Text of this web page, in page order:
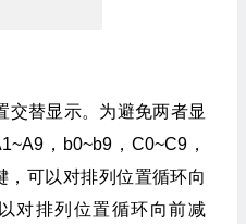
交替显示。为避免两者显
，b0~b9，C0~C9，
，可以对排列位置循环向
对排列位置循环向前减